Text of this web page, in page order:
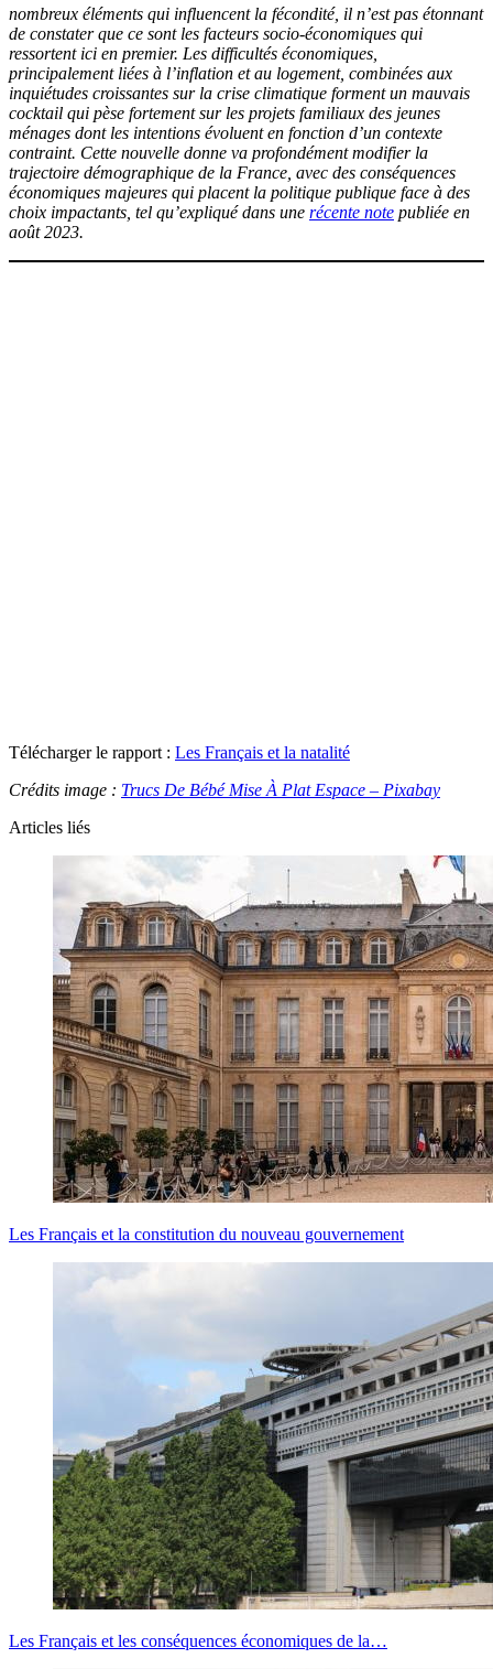
nombreux éléments qui influencent la fécondité, il n’est pas étonnant
de constater que ce sont les facteurs socio-économiques qui
ressortent ici en premier. Les difficultés économiques,
principalement liées à l’inflation et au logement, combinées aux
inquiétudes croissantes sur la crise climatique forment un mauvais
cocktail qui pèse fortement sur les projets familiaux des jeunes
ménages dont les intentions évoluent en fonction d’un contexte
contraint. Cette nouvelle donne va profondément modifier la
trajectoire démographique de la France, avec des conséquences
économiques majeures qui placent la politique publique face à des
choix impactants , tel qu’expliqué dans une récente note publiée en
août 2023.
Télécharger le rapport : Les Français et la natalité
Crédits image : Trucs De Bébé Mise À Plat Espace – Pixabay
Articles liés
Les Français et la constitution du nouveau gouvernement
Les Français et les conséquences économiques de la…